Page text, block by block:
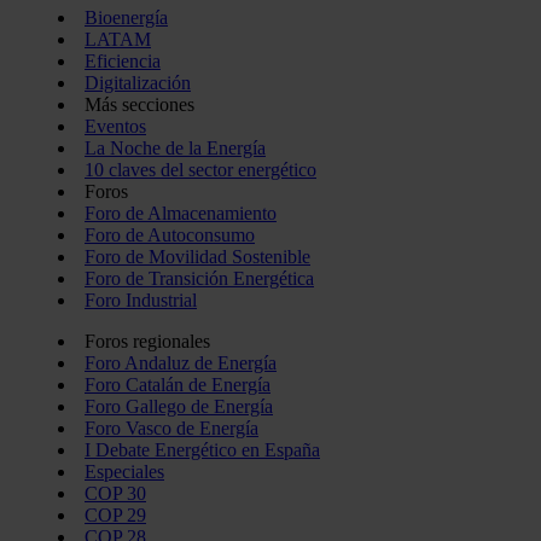
Bioenergía
LATAM
Eficiencia
Digitalización
Más secciones
Eventos
La Noche de la Energía
10 claves del sector energético
Foros
Foro de Almacenamiento
Foro de Autoconsumo
Foro de Movilidad Sostenible
Foro de Transición Energética
Foro Industrial
Foros regionales
Foro Andaluz de Energía
Foro Catalán de Energía
Foro Gallego de Energía
Foro Vasco de Energía
I Debate Energético en España
Especiales
COP 30
COP 29